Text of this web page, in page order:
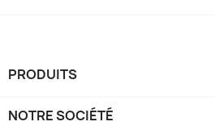
PRODUITS
NOTRE SOCIÉTÉ